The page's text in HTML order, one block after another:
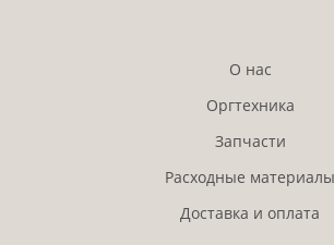
О нас
Оргтехника
Запчасти
Расходные материалы
Доставка и оплата